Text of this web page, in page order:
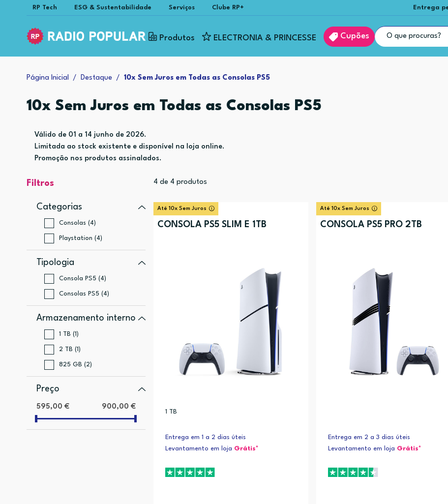
RP Tech ESG & Sustentabilidade Serviços Clube RP+ Entrega
Produtos ELECTRONIA & PRINCESSE Cupões
Página Inicial Destaque 10x Sem Juros em Todas as Consolas PS5
10x Sem Juros em Todas as Consolas PS5
Válido de 01 a 14 junho de 2026.
Limitada ao stock existente e disponível na loja online.
Promoção nos produtos assinalados.
Filtros
Categorias
Consolas (4)
Playstation (4)
Tipologia
Consola PS5 (4)
Consolas PS5 (4)
Armazenamento interno
1 TB (1)
2 TB (1)
825 GB (2)
Preço
595,00 € 900,00 €
4 de 4 produtos
Até 10x Sem Juros
CONSOLA PS5 SLIM E 1TB
1 TB
Entrega em 1 a 2 dias úteis
Levantamento em loja Grátis*
Até 10x Sem Juros
CONSOLA PS5 PRO 2TB
Entrega em 2 a 3 dias úteis
Levantamento em loja Grátis*